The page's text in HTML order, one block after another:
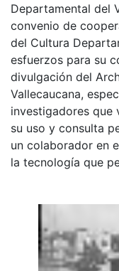
Departamental del
convenio de
del Cultura
esfuerzos para su
divulgación del
Vallecaucana,
investigadores que
su uso y consulta
un colaborador en
la tecnología que